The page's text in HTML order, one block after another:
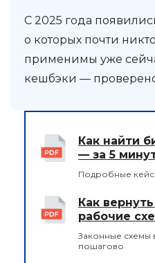
С 2025 года
о которых почти
применимы уже
кешбэки —
Как найти
— за 5
Подробные
Как
рабочие
Законные схемы
пошагово